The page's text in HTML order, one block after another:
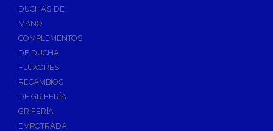
Desagües
Válvulas de Desagüe
Válvulas para Platos de Ducha y Bañeras
Sifones
Sumideros y Botes Sifónicos
Accesorios para Desagüe
Flotadores y Boyas
DUCHAS DE
MANO
COMPLEMENTOS
DE DUCHA
FLUXORES
RECAMBIOS
DE GRIFERÍA
GRIFERÍA
EMPOTRADA